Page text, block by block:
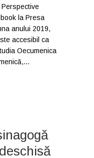
la Presa
anului 2019,
accesibil ca
Oecumenica